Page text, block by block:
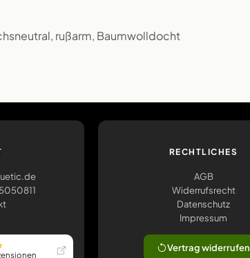
rußarm, Baumwolldocht
RECHTLICHES
AGB
Widerrufsrecht
Datenschutz
Impressum
Vertrag widerrufen